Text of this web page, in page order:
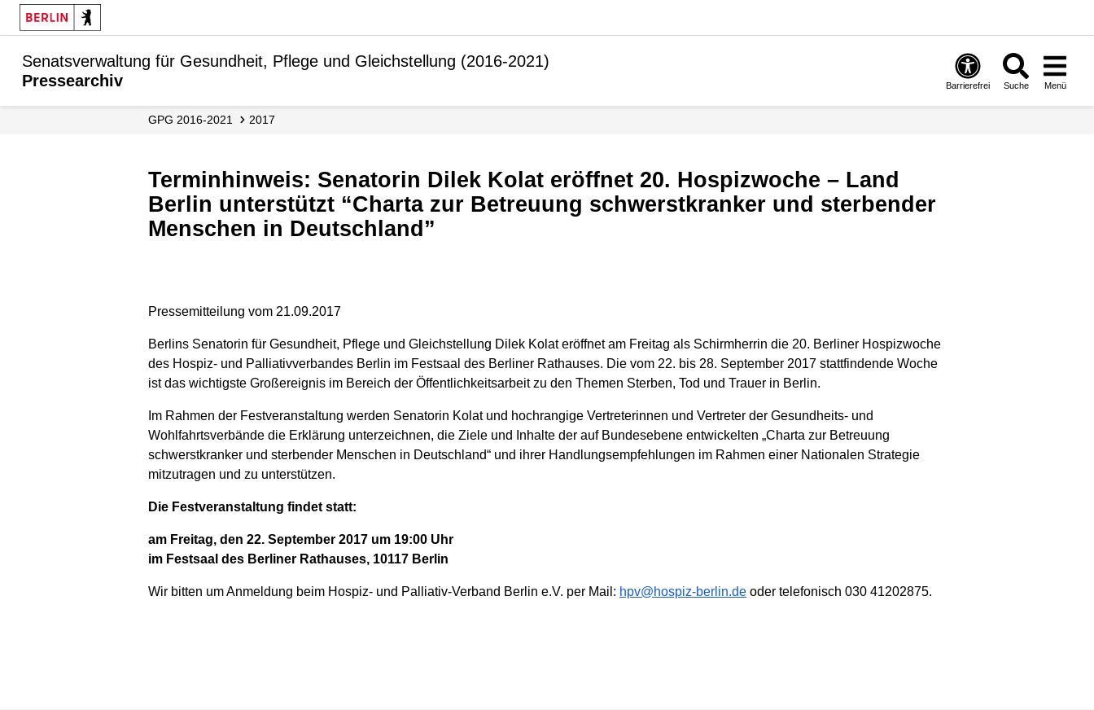
Senatsverwaltung für Gesundheit, Pflege und Gleichstellung (2016-2021)
Pressearchiv
Barrierefrei Suche Menü
GPG 2016-2021 2017
Terminhinweis: Senatorin Dilek Kolat eröffnet 20. Hospizwoche – Land
Berlin unterstützt “Charta zur Betreuung schwerstkranker und sterbender
Menschen in Deutschland”
Pressemitteilung vom 21.09.2017
Berlins Senatorin für Gesundheit, Pflege und Gleichstellung Dilek Kolat eröffnet am Freitag als Schirmherrin die 20. Berliner Hospizwoche
des Hospiz- und Palliativverbandes Berlin im Festsaal des Berliner Rathauses. Die vom 22. bis 28. September 2017 stattfindende Woche
ist das wichtigste Großereignis im Bereich der Öffentlichkeitsarbeit zu den Themen Sterben, Tod und Trauer in Berlin.
Im Rahmen der Festveranstaltung werden Senatorin Kolat und hochrangige Vertreterinnen und Vertreter der Gesundheits- und
Wohlfahrtsverbände die Erklärung unterzeichnen, die Ziele und Inhalte der auf Bundesebene entwickelten „Charta zur Betreuung
schwerstkranker und sterbender Menschen in Deutschland“ und ihrer Handlungsempfehlungen im Rahmen einer Nationalen Strategie
mitzutragen und zu unterstützen.
Die Festveranstaltung findet statt:
am Freitag, den 22. September 2017 um 19:00 Uhr
im Festsaal des Berliner Rathauses, 10117 Berlin
Wir bitten um Anmeldung beim Hospiz- und Palliativ-Verband Berlin e.V. per Mail: hpv@hospiz-berlin.de oder telefonisch 030 41202875.